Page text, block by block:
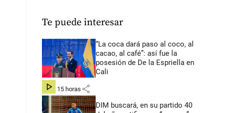
Te puede interesar
“La coca dará paso al coco, al
cacao, al café”: así fue la
posesión de De la Espriella en
Cali
hace 15 horas share
DIM buscará, en su partido 40